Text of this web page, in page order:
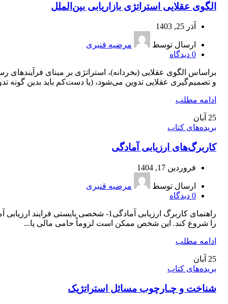
الگوی عقلایی استراتژی بازاریابی بین‌الملل
آذر 25, 1403
ارسال توسط
مرضیه قنبری
0 دیدگاه
براساس الگوی عقلایی (بخردانه)، استراتژی بر مبنای فرآیندهای
و تصمیم‌گیری عقلایی تدوین می‌شود، (یا دست‌كم باید بدین گونه
ادامه مطلب
25 آبان
بریده‌های کتاب
کاربرگ‌های ارزیابی آمادگی
فروردین 17, 1404
ارسال توسط
مرضیه قنبری
0 دیدگاه
راهنمای کاربرگ ارزیابی آمادگی1- شخصی بایستی فرایند
را شروع کند. این شخص ممکن است لزوماً حامی مالی یا...
ادامه مطلب
25 آبان
بریده‌های کتاب
شناخت و چـارچوب مسائل استراتژیک